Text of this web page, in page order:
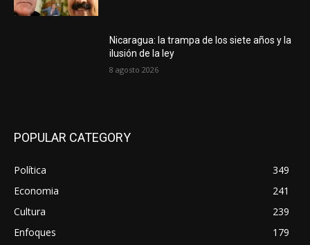
Nicaragua: la trampa de los siete años y la
ilusión de la ley
8 agosto 2026
POPULAR CATEGORY
Política
349
Economia
241
Cultura
239
Enfoques
179